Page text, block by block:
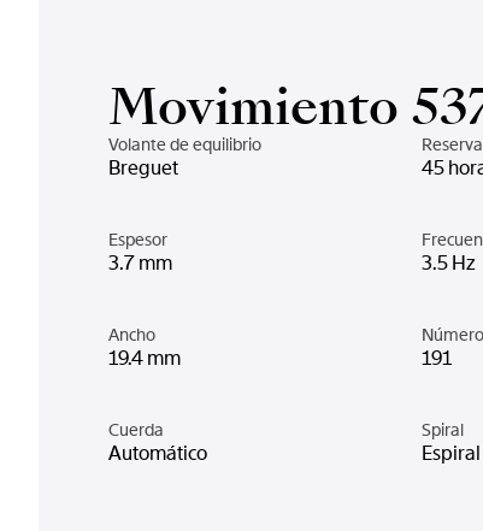
Movimiento
Volante de equilibrio
Breguet 45
Espesor
3.7 mm 3.5 Hz
Ancho
19.4 mm 191
Cuerda
Automático
Spiral